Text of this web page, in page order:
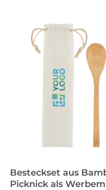
Besteckset aus
Picknick als